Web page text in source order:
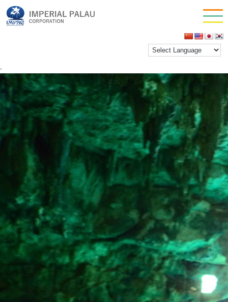
Half Dayカヤック＆洞窟ツアー・サムネイル (1)
inpactestuser |2023年8月18日
›